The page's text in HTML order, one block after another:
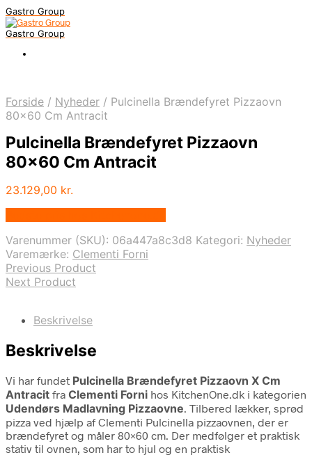
Gastro Group
Gastro Group
Forside / Nyheder / Pulcinella Brændefyret Pizzaovn
80×60 Cm Antracit
Pulcinella Brændefyret Pizzaovn
80×60 Cm Antracit
23.129,00 kr.
Varenummer (SKU): 06a447a8c3d8 Kategori: Nyheder
Varemærke: Clementi Forni
Previous Product
Next Product
Beskrivelse
Beskrivelse
Vi har fundet Pulcinella Brændefyret Pizzaovn X Cm
Antracit fra Clementi Forni hos KitchenOne.dk i kategorien
Udendørs Madlavning Pizzaovne. Tilbered lækker, sprød
pizza ved hjælp af Clementi Pulcinella pizzaovnen, der er
brændefyret og måler 80×60 cm. Der medfølger et praktisk
stativ til ovnen, som har to hjul og en praktisk